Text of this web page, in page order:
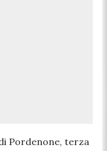
Pordenone, terza